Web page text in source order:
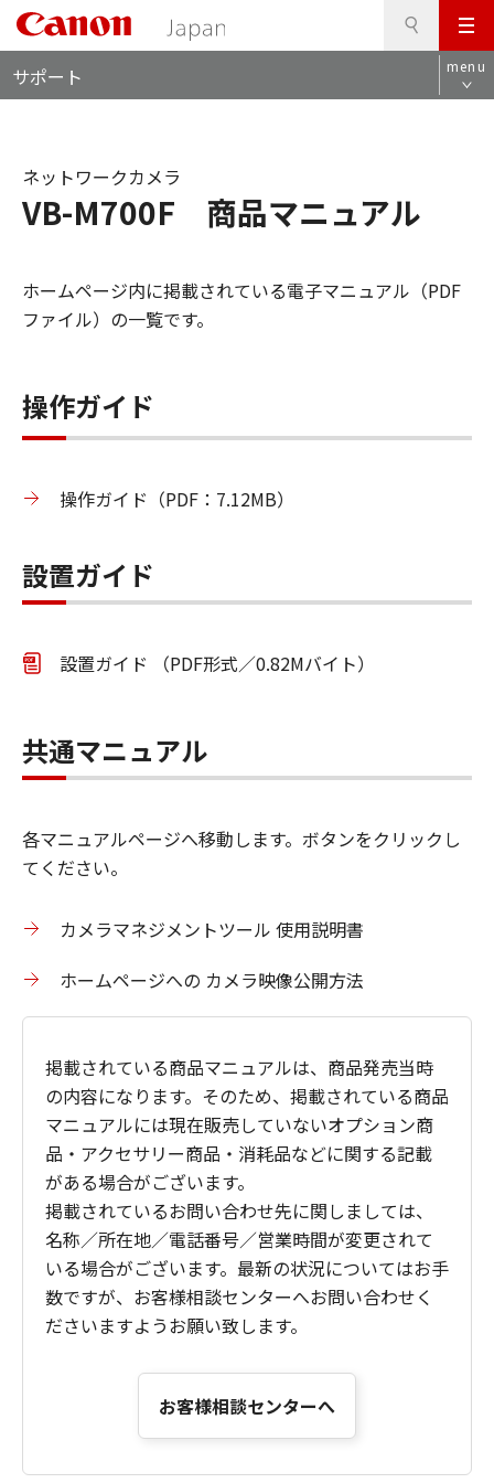
メ
ニ
ュ
サポート menu
VB-M700F 商品マニュアル
ネットワークカメラ
ホームページ内に掲載されている電子マニュアル（PDF
ファイル）の一覧です。
操作ガイド
操作ガイド（PDF：7.12MB）
設置ガイド
設置ガイド （PDF形式／0.82Mバイト）
共通マニュアル
各マニュアルページへ移動します。ボタンをクリックし
てください。
カメラマネジメントツール 使用説明書
ホームページへの カメラ映像公開方法
掲載されている商品マニュアルは、商品発売当時
の内容になります。そのため、掲載されている商品
マニュアルには現在販売していないオプション商
品・アクセサリー商品・消耗品などに関する記載
がある場合がございます。
掲載されているお問い合わせ先に関しましては、
名称／所在地／電話番号／営業時間が変更されて
いる場合がございます。最新の状況についてはお手
数ですが、お客様相談センターへお問い合わせく
ださいますようお願い致します。
お客様相談センターへ